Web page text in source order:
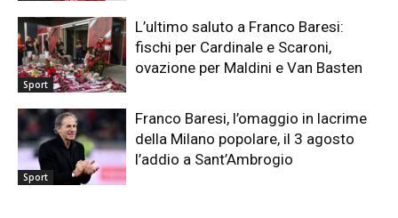
Sport
L’ultimo saluto a Franco Baresi:
fischi per Cardinale e Scaroni,
ovazione per Maldini e Van Basten
Sport
Franco Baresi, l’omaggio in lacrime
della Milano popolare, il 3 agosto
l’addio a Sant’Ambrogio